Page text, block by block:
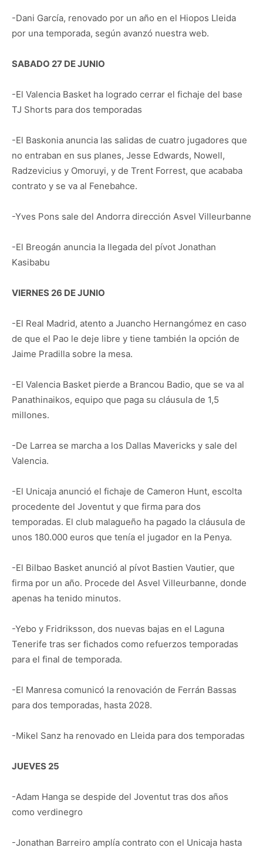
-Dani García, renovado por un año en el Hiopos Lleida
por una temporada, según avanzó nuestra web.
SABADO 27 DE JUNIO
-El Valencia Basket ha logrado cerrar el fichaje del base
TJ Shorts para dos temporadas
-El Baskonia anuncia las salidas de cuatro jugadores que
no entraban en sus planes, Jesse Edwards, Nowell,
Radzevicius y Omoruyi, y de Trent Forrest, que acababa
contrato y se va al Fenebahce.
-Yves Pons sale del Andorra dirección Asvel Villeurbanne
-El Breogán anuncia la llegada del pívot Jonathan
Kasibabu
VIERNES 26 DE JUNIO
-El Real Madrid, atento a Juancho Hernangómez en caso
de que el Pao le deje libre y tiene también la opción de
Jaime Pradilla sobre la mesa.
-El Valencia Basket pierde a Brancou Badio, que se va al
Panathinaikos, equipo que paga su cláusula de 1,5
millones.
-De Larrea se marcha a los Dallas Mavericks y sale del
Valencia.
-El Unicaja anunció el fichaje de Cameron Hunt, escolta
procedente del Joventut y que firma para dos
temporadas. El club malagueño ha pagado la cláusula de
unos 180.000 euros que tenía el jugador en la Penya.
-El Bilbao Basket anunció al pívot Bastien Vautier, que
firma por un año. Procede del Asvel Villeurbanne, donde
apenas ha tenido minutos.
-Yebo y Fridriksson, dos nuevas bajas en el Laguna
Tenerife tras ser fichados como refuerzos temporadas
para el final de temporada.
-El Manresa comunicó la renovación de Ferrán Bassas
para dos temporadas, hasta 2028.
-Mikel Sanz ha renovado en Lleida para dos temporadas
JUEVES 25
-Adam Hanga se despide del Joventut tras dos años
como verdinegro
-Jonathan Barreiro amplía contrato con el Unicaja hasta